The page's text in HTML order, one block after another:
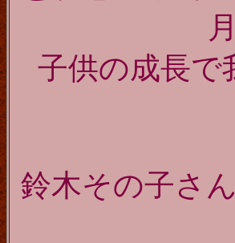
子供の成長で
鈴木その子さ